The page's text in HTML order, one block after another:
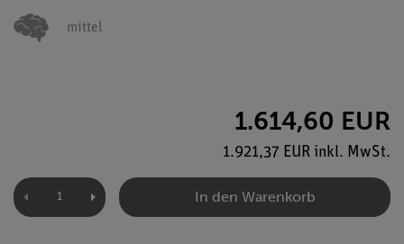
mittel
1.614,60 EUR
1.921,37 EUR inkl. MwSt.
In den Warenkorb